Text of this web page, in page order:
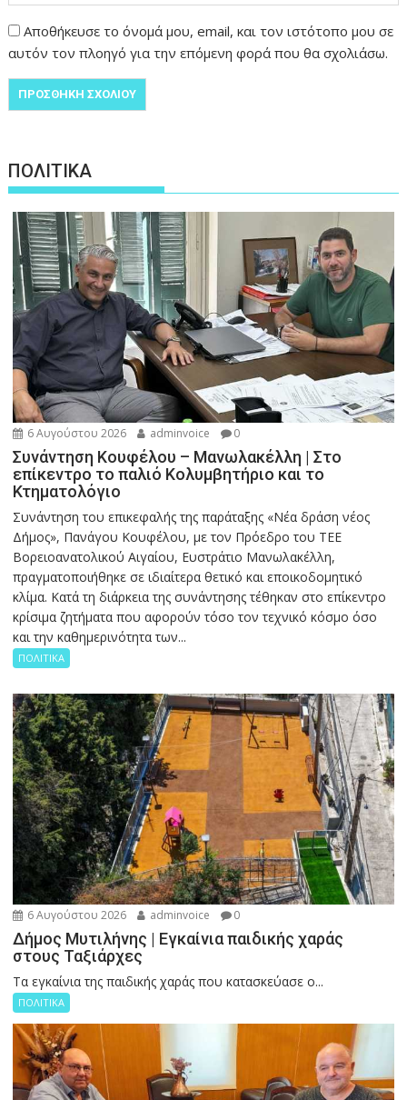
Αποθήκευσε το όνομά μου, email, και τον ιστότοπο μου σε
αυτόν τον πλοηγό για την επόμενη φορά που θα σχολιάσω.
ΠΟΛΙΤΙΚΑ
6 Αυγούστου 2026 adminvoice 0
Συνάντηση Κουφέλου – Μανωλακέλλη | Στο
επίκεντρο το παλιό Κολυμβητήριο και το
Κτηματολόγιο
Συνάντηση του επικεφαλής της παράταξης «Νέα δράση νέος
Δήμος», Πανάγου Κουφέλου, με τον Πρόεδρο του ΤΕΕ
Βορειοανατολικού Αιγαίου, Ευστράτιο Μανωλακέλλη,
πραγματοποιήθηκε σε ιδιαίτερα θετικό και εποικοδομητικό
κλίμα. Κατά τη διάρκεια της συνάντησης τέθηκαν στο επίκεντρο
κρίσιμα ζητήματα που αφορούν τόσο τον τεχνικό κόσμο όσο
και την καθημερινότητα των...
ΠΟΛΙΤΙΚΑ
6 Αυγούστου 2026 adminvoice 0
Δήμος Μυτιλήνης | Εγκαίνια παιδικής χαράς
στους Ταξιάρχες
Tα εγκαίνια της παιδικής χαράς που κατασκεύασε ο...
ΠΟΛΙΤΙΚΑ